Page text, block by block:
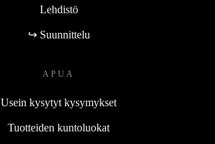
Lehdistö
↪ Suunnittelu
APUA
Usein kysytyt kysymykset
Tuotteiden kuntoluokat